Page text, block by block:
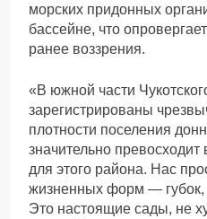
морских придонных
бассейне, что
ранее воззрения.
«В южной части
зарегистрированы
плотности поселения
значительно
для этого района. Нас
жизненных форм — губок,
Это настоящие сады, не